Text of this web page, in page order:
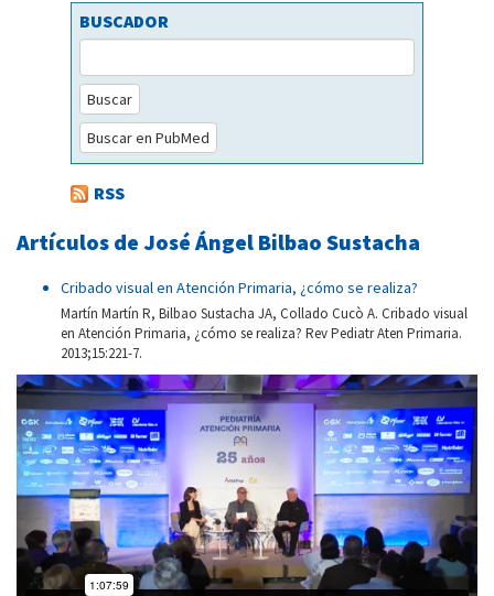
BUSCADOR
Buscar
Buscar en PubMed
RSS
Artículos de José Ángel Bilbao Sustacha
Cribado visual en Atención Primaria, ¿cómo se realiza?
Martín Martín R, Bilbao Sustacha JA, Collado Cucò A. Cribado visual
en Atención Primaria, ¿cómo se realiza? Rev Pediatr Aten Primaria.
2013;15:221-7.